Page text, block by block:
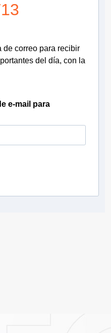
de correo para recibir
del día, con la
e-mail para